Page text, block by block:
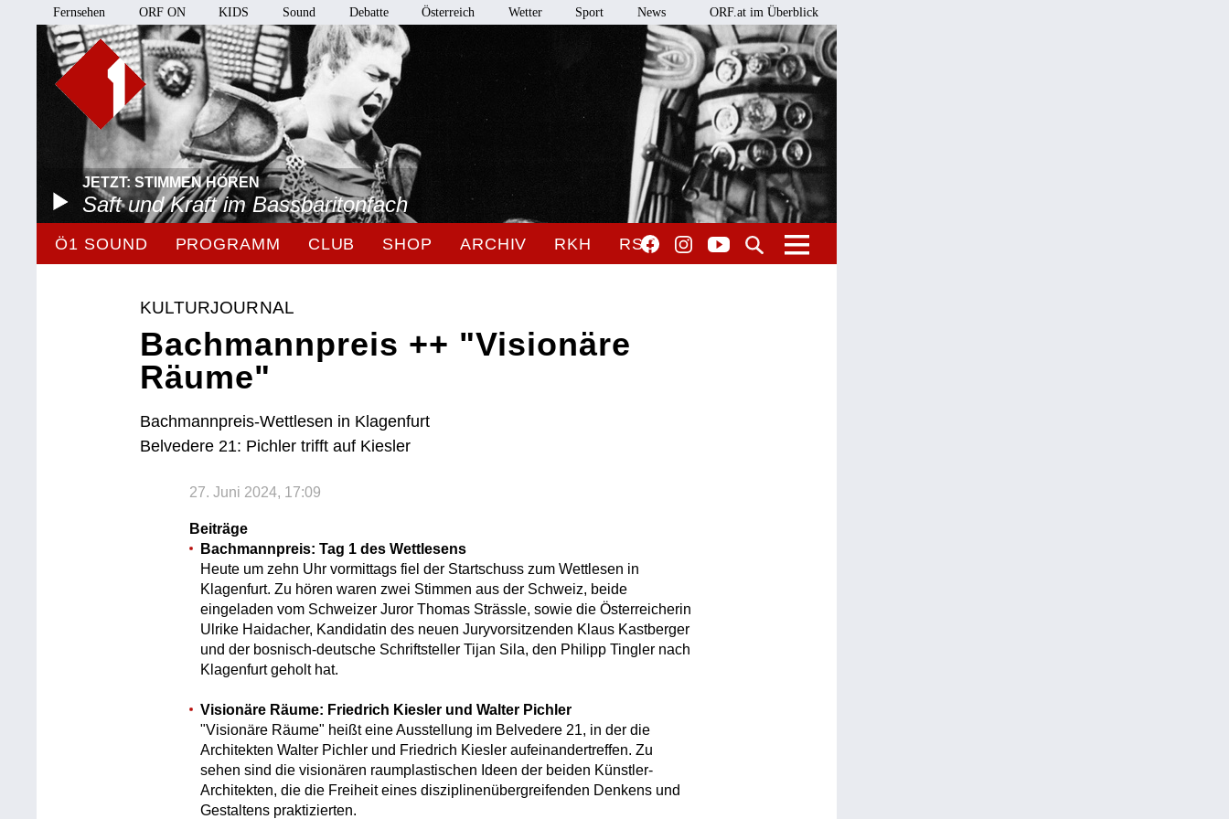
Fernsehen ORF ON KIDS Sound Debatte Österreich Wetter Sport News ORF.at im Überblick
JETZT: STIMMEN HÖREN
Saft und Kraft im Bassbaritonfach
Ö1 SOUND PROGRAMM CLUB SHOP ARCHIV RKH RSO
KULTURJOURNAL
Bachmannpreis ++ "Visionäre
Räume"
Bachmannpreis-Wettlesen in Klagenfurt
Belvedere 21: Pichler trifft auf Kiesler
27. Juni 2024, 17:09
Beiträge
Bachmannpreis: Tag 1 des Wettlesens
Heute um zehn Uhr vormittags fiel der Startschuss zum Wettlesen in
Klagenfurt. Zu hören waren zwei Stimmen aus der Schweiz, beide
eingeladen vom Schweizer Juror Thomas Strässle, sowie die Österreicherin
Ulrike Haidacher, Kandidatin des neuen Juryvorsitzenden Klaus Kastberger
und der bosnisch-deutsche Schriftsteller Tijan Sila, den Philipp Tingler nach
Klagenfurt geholt hat.
Visionäre Räume: Friedrich Kiesler und Walter Pichler
"Visionäre Räume" heißt eine Ausstellung im Belvedere 21, in der die
Architekten Walter Pichler und Friedrich Kiesler aufeinandertreffen. Zu
sehen sind die visionären raumplastischen Ideen der beiden Künstler-
Architekten, die die Freiheit eines disziplinenübergreifenden Denkens und
Gestaltens praktizierten.